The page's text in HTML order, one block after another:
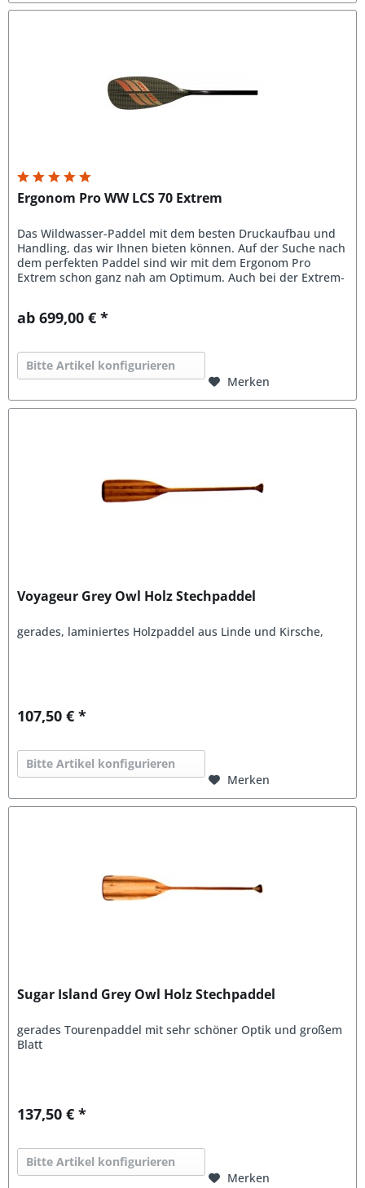
Ergonom Pro WW LCS 70 Extrem
Das Wildwasser-Paddel mit dem besten Druckaufbau und
Handling, das wir Ihnen bieten können. Auf der Suche nach
dem perfekten Paddel sind wir mit dem Ergonom Pro
Extrem schon ganz nah am Optimum. Auch bei der Extrem-
ab 699,00 € *
Bitte Artikel konfigurieren
Merken
Voyageur Grey Owl Holz Stechpaddel
gerades, laminiertes Holzpaddel aus Linde und Kirsche,
107,50 € *
Bitte Artikel konfigurieren
Merken
Sugar Island Grey Owl Holz Stechpaddel
gerades Tourenpaddel mit sehr schöner Optik und großem
Blatt
137,50 € *
Bitte Artikel konfigurieren
Merken